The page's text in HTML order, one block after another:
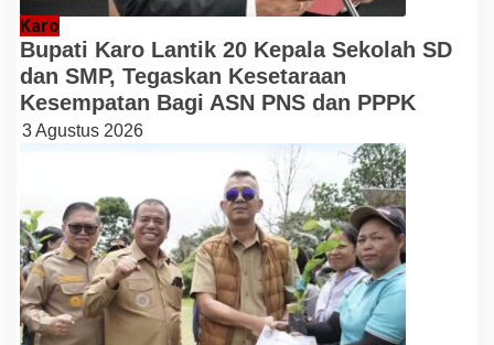
Karo
Bupati Karo Lantik 20 Kepala Sekolah SD
dan SMP, Tegaskan Kesetaraan
Kesempatan Bagi ASN PNS dan PPPK
3 Agustus 2026